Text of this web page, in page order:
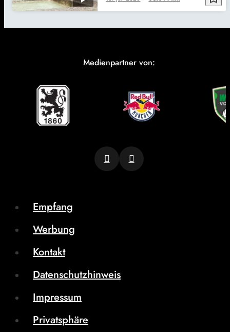
Medienpartner von:
Empfang
Werbung
Kontakt
Datenschutzhinweis
Impressum
Privatsphäre